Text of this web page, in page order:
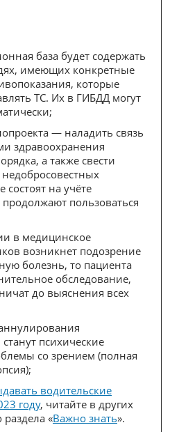
база будет содержать
имеющих конкретные
которые
ТС. Их в ГИБДД могут
— наладить связь
здравоохранения
а также свести
состоят на учёте
пользоваться
в медицинское
возникнет подозрение
болезнь, то пациента
обследование,
до выяснения всех
психические
со зрением (полная
водительские
году, читайте в других
«Важно знать».